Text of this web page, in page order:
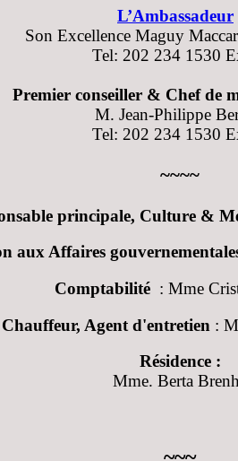
L’Ambassadeur
Son Excellence Maguy
Tel: 202 234 1530
Premier conseiller & Chef de
M. Jean-Philippe
Tel: 202 234 1530
~~~~
principale, Culture &
aux Affaires
Comptabilité : Mme
Chauffeur, Agent d'entretien :
Résidence :
Mme. Berta
~~~